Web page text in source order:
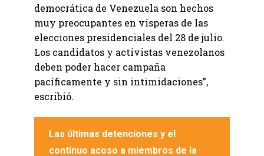
democrática de Venezuela son hechos
muy preocupantes en vísperas de las
elecciones presidenciales del 28 de julio.
Los candidatos y activistas venezolanos
deben poder hacer campaña
pacíficamente y sin intimidaciones”,
escribió.
Las últimas detenciones y el
continuo acoso a miembros de la